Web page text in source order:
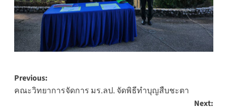
Post
navigation
Previous:
คณะวิทยาการจัดการ มร.ลป. จัดพิธีทำบุญสืบชะตา
Next: